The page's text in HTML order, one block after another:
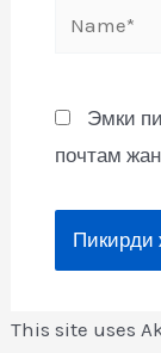
Эмки
почтам
This site uses